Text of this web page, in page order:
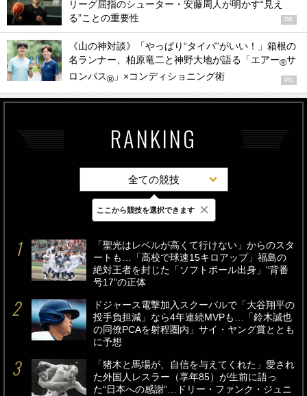
リーグ屈指のシューター・安藤周人が明かす“見え
る”ことの重要性
PR
《山の神対談》「やっぱり“タイパ”がいい！」箱根の
名ランナー、柏原竜二と神野大地が語る「エアー®サ
ロンパス® 」×コンディショニング術 PR
RANKING
全ての競技
最新 24時間 週間
「聖光はレベルが高くて行けない」からのスタ
ートも…「高校で球速15キロアップ」福島の
絶対王者を封じた「ソフトボール出身」“背番
号17”の正体
ドジャース電撃加入スクーバルで「大谷翔平の
投手負担減」なら4年連続MVPも…「鈴木誠也
の同僚PCAを射程圏内」サイ・ヤング賞ととも
に予想
「猪木と馬場が、自信を与えてくれた」愛され
た外国人レスラー（享年85）が生前に語っ
た“日本への感謝”…ドリー・ファンク・ジュニ
ここから競技を選択できます ×